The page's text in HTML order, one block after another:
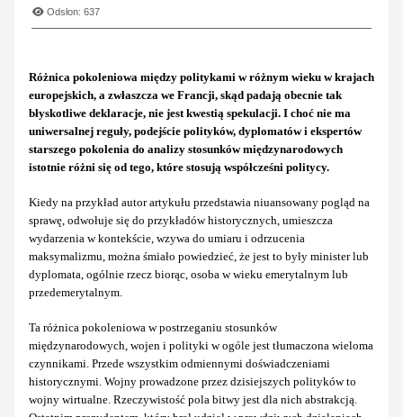
Odsłon: 637
Różnica pokoleniowa między politykami w różnym wieku w krajach
europejskich, a zwłaszcza we Francji, skąd padają obecnie tak
błyskotliwe deklaracje, nie jest kwestią spekulacji. I choć nie ma
uniwersalnej reguły, podejście polityków, dyplomatów i ekspertów
starszego pokolenia do analizy stosunków międzynarodowych
istotnie różni się od tego, które stosują współcześni politycy.
Kiedy na przykład autor artykułu przedstawia niuansowany pogląd na
sprawę, odwołuje się do przykładów historycznych, umieszcza
wydarzenia w kontekście, wzywa do umiaru i odrzucenia
maksymalizmu, można śmiało powiedzieć, że jest to były minister lub
dyplomata, ogólnie rzecz biorąc, osoba w wieku emerytalnym lub
przedemerytalnym.
Ta różnica pokoleniowa w postrzeganiu stosunków
międzynarodowych, wojen i polityki w ogóle jest tłumaczona wieloma
czynnikami. Przede wszystkim odmiennymi doświadczeniami
historycznymi. Wojny prowadzone przez dzisiejszych polityków to
wojny wirtualne. Rzeczywistość pola bitwy jest dla nich abstrakcją.